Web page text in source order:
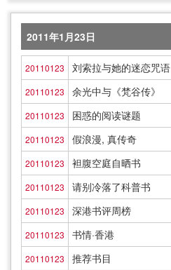
2011年1月23日
20110123 刘索拉与她的迷恋咒语
20110123 余光中与《梵谷传》
20110123 困惑的阅读谜题
20110123 假浪漫, 真传奇
20110123 袒腹空庭自晒书
20110123 请别冷落了科普书
20110123 深港书评周榜
20110123 书情·香港
20110123 推荐书目